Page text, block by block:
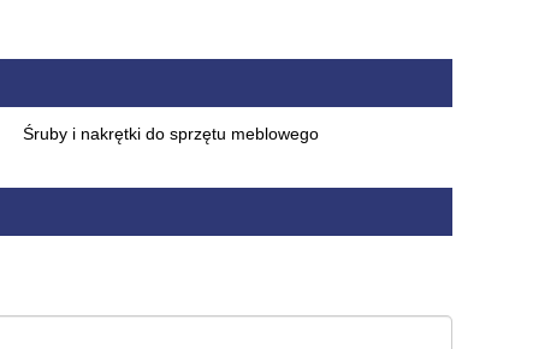
Śruby i nakrętki do sprzętu meblowego